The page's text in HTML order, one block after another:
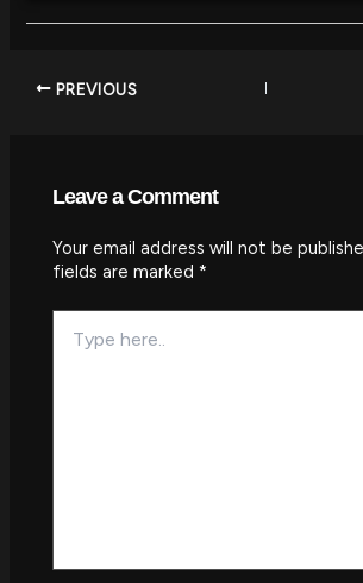
PREVIOUS
Leave a Comment
Your email address will not be
fields are marked*
here..